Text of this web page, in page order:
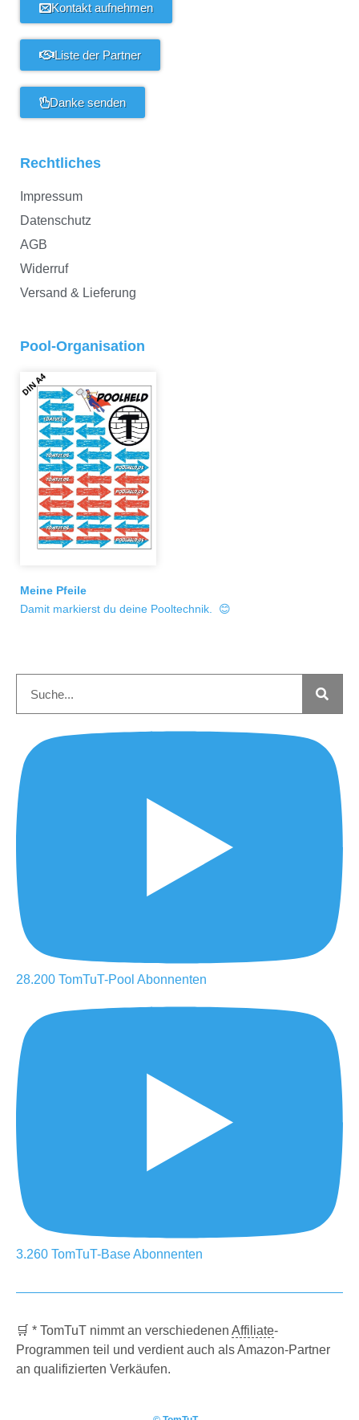
Kontakt aufnehmen
Liste der Partner
Danke senden
Rechtliches
Impressum
Datenschutz
AGB
Widerruf
Versand & Lieferung
Pool-Organisation
Meine Pfeile
Damit markierst du deine Pooltechnik. 😊
28.200 TomTuT-Pool Abonnenten
3.260 TomTuT-BaseAbonnenten
🛒 * TomTuT nimmt an verschiedenen Affiliate-
Programmen teil und verdient auch als Amazon-Partner
an qualifizierten Verkäufen.